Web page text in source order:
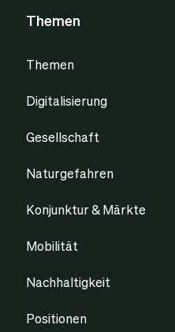
Themen
Themen
Digitalisierung
Gesellschaft
Naturgefahren
Konjunktur & Märkte
Mobilität
Nachhaltigkeit
Positionen